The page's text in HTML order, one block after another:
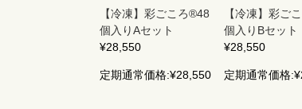
【冷凍】彩ごころ®48
個入りAセット
¥28,550
定期通常価格:¥28,550
【冷凍】彩ご
個入りBセット
¥28,550
定期通常価格: